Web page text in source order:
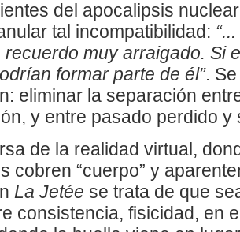
del apocalipsis
tal incompatibilidad:
recuerdo muy arraigado. Si
formar parte de él”.
eliminar la separación
y entre pasado perdido y
de la realidad virtual,
cobren “cuerpo” y
La Jetée se trata de que
consistencia, fisicidad, en